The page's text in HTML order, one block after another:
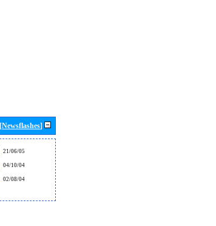
[Newsflashes]
21/06/05
04/10/04
02/08/04